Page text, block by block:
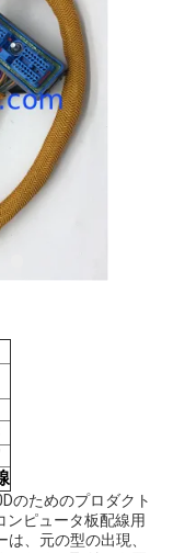
のためのプロダクト
ンピュータ板配線用
、元の型の出現、